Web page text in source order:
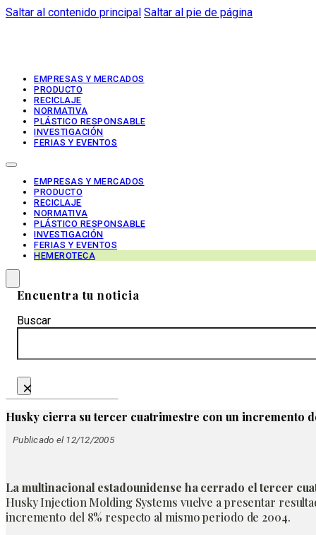
Saltar al contenido principal Saltar al pie de página
EMPRESAS Y MERCADOS
PRODUCTO
RECICLAJE
NORMATIVA
PLÁSTICO RESPONSABLE
INVESTIGACIÓN
FERIAS Y EVENTOS
EMPRESAS Y MERCADOS
PRODUCTO
RECICLAJE
NORMATIVA
PLÁSTICO RESPONSABLE
INVESTIGACIÓN
FERIAS Y EVENTOS
HEMEROTECA
Encuentra tu noticia
Buscar
×
Husky cierra su tercer cuatrimestre con un incremento
Publicado el 12/12/2005
La multinacional estadounidense ha cerrado el tercer
Husky Injection Molding Systems vuelve a presentar
incremento del 8% respecto al mismo periodo de 2004.